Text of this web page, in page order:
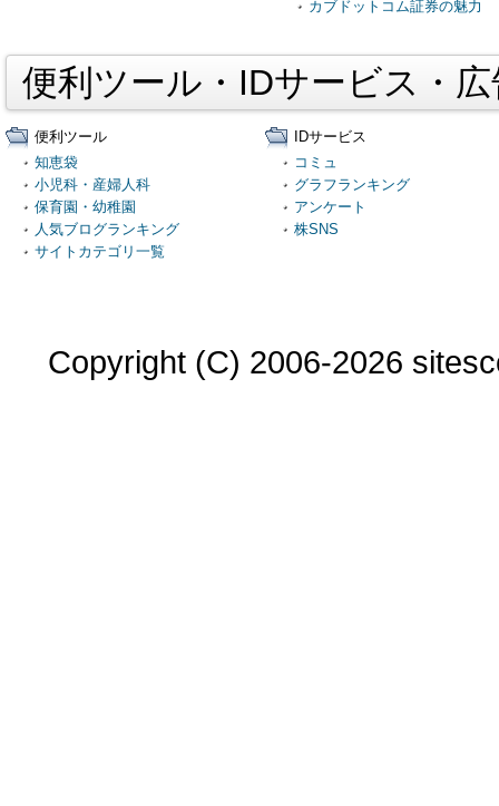
カブドットコム証券の魅力
便利ツール・IDサービス・
便利ツール
知恵袋
小児科・産婦人科
保育園・幼稚園
人気ブログランキング
サイトカテゴリ一覧
IDサービス
コミュ
グラフランキング
アンケート
株SNS
Copyright (C) 2006-2026